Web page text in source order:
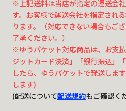
※上記送料は当店が指定の運送会
す。お客様で運送会社を指定され
ります。（対応できない場合もご
了承ください。）
※ゆうパケット対応商品は、お支
ジットカード決済」「銀行振込」
したら、ゆうパケットで発送しま
します)
(配送について配送規約もご確認く